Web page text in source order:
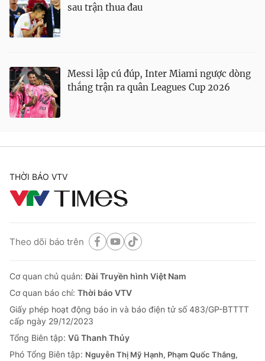
sau trận thua đau
Messi lập cú đúp, Inter Miami ngược dòng
thắng trận ra quân Leagues Cup 2026
THỜI BÁO VTV
Theo dõi báo trên
Cơ quan chủ quản:Đài Truyền hình Việt Nam
Cơ quan báo chí: Thời báo VTV
Giấy phép hoạt động báo in và báo điện tử số 483/GP-BTTTT
cấp ngày 29/12/2023
Tổng Biên tập: Vũ Thanh Thủy
Phó Tổng Biên tập: Nguyễn Thị Mỹ Hạnh, Phạm Quốc Thắng,